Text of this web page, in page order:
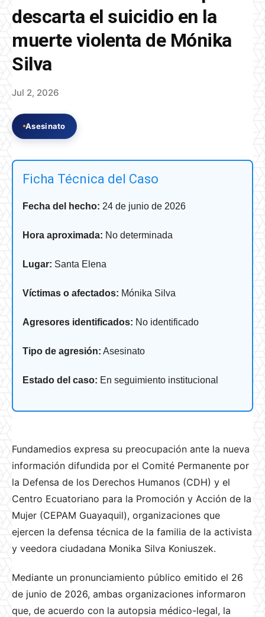
descarta el suicidio en la
muerte violenta de Mónika
Silva
Jul 2, 2026
Asesinato
Ficha Técnica del Caso
Fecha del hecho: 24 de junio de 2026
Hora aproximada: No determinada
Lugar: Santa Elena
Víctimas o afectados: Mónika Silva
Agresores identificados: No identificado
Tipo de agresión: Asesinato
Estado del caso: En seguimiento institucional
Fundamedios expresa su preocupación ante la nueva
información difundida por el Comité Permanente por
la Defensa de los Derechos Humanos (CDH) y el
Centro Ecuatoriano para la Promoción y Acción de la
Mujer (CEPAM Guayaquil), organizaciones que
ejercen la defensa técnica de la familia de la activista
y veedora ciudadana Monika Silva Koniuszek.
Mediante un pronunciamiento público emitido el 26
de junio de 2026, ambas organizaciones informaron
que, de acuerdo con la autopsia médico-legal, la